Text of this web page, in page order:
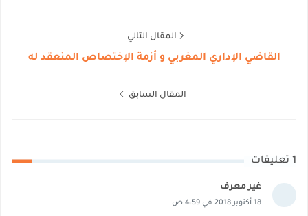
المقال التالي
القاضي الإداري المغربي و أزمة الإختصاص المنعقد له
المقال السابق
1 تعليقات
غير معرف
18 أكتوبر 2018 في 4:59 ص